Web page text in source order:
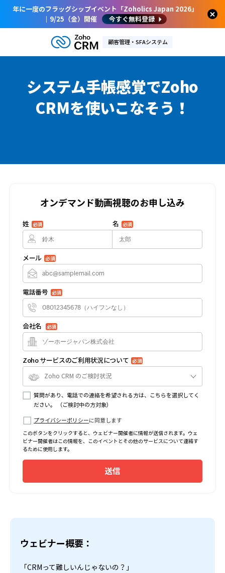
年に一度のフラッグシップイベント「Zoholics Japan 2026」
｜9/25（金）開催
今すぐ無料登録
顧客管理・SFAシステム
システム手帳感覚でZoho
CRMを使いこなそう！
ウェビナー概要：
「CRMって難しいんじゃないの？」
オンデマンド動画視聴のお申し込み
姓 必須 名 必須
メール 必須
電話番号 必須
会社名 必須
Zoho サービスのご利用状況について 必須
Zoho CRM のご検討状況
質問があり、電話での連絡を希望される方は、こちらを選択してく
ださい。 （ご検討中の方対象）
プライバシーポリシーに同意します
このボタンをクリックすると、ウェビナー開催者に情報が送信されます。ウェ
ビナー開催者はこの情報を、このイベントとその他のサービスについて連絡す
るために使用します。
送信